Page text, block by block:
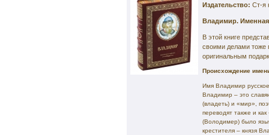
Издательство: Ст-я
Владимир. Именная
В этой книге
своими делами тоже
оригинальным
Происхождение
Имя Владимир
Владимир – это
(владеть) и «мир»,
переводят также и
(Володимер) было
крестителя – князя